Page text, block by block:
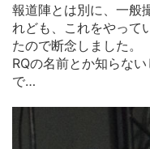
報道陣とは別に、一般
れども、これをやって
たので断念しました。
RQの名前とか知らな
で…